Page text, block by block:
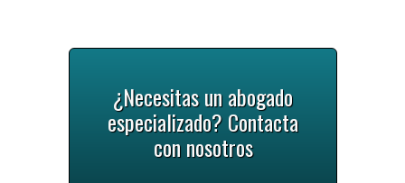
¿Necesitas un abogado
especializado? Contacta
con nosotros